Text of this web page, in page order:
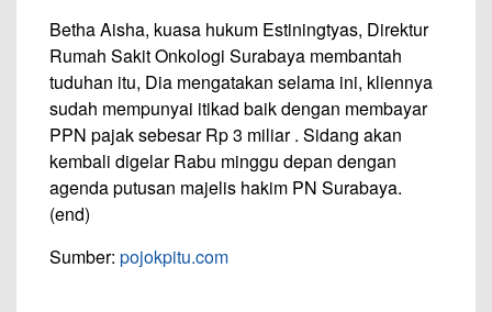
Betha Aisha, kuasa hukum Estiningtyas, Direktur
Rumah Sakit Onkologi Surabaya membantah
tuduhan itu, Dia mengatakan selama ini, kliennya
sudah mempunyai itikad baik dengan membayar
PPN pajak sebesar Rp 3 miliar . Sidang akan
kembali digelar Rabu minggu depan dengan
agenda putusan majelis hakim PN Surabaya.
(end)
Sumber: pojokpitu.com